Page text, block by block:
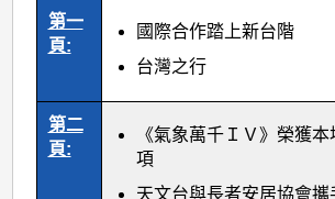
第一
頁:
國際合作踏上新台階
台灣之行
第二
頁:
《氣象萬千ＩＶ》榮獲
項
天文台與長者安居協會攜